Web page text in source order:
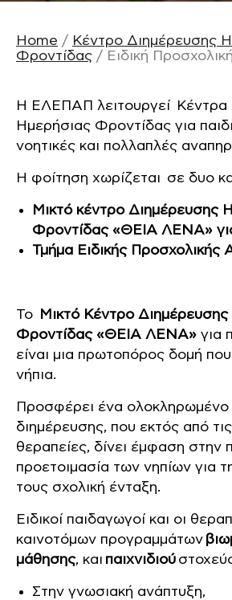
Home / Κέντρο Διημέρευσης
Φροντίδας / Ειδική
Η ΕΛΕΠΑΠ λειτουργεί Κέντρα
Ημερήσιας Φροντίδας για
νοητικές και πολλαπλές
Η φοίτηση χωρίζεται σε δυο
Μικτό κέντρο Διημέρευσης
Φροντίδας «ΘΕΙΑ ΛΕΝΑ»
Τμήμα Ειδικής Προσχολικής
Το
Μικτό Κέντρο
Φροντίδας «ΘΕΙΑ ΛΕΝΑ» για
είναι μια πρωτοπόρος δομή
νήπια.
Προσφέρει ένα
διημέρευσης, που εκτός από
θεραπείες, δίνει έμφαση στην
προετοιμασία των νηπίων για
τους σχολική ένταξη.
Ειδικοί παιδαγωγοί και οι
καινοτόμων προγραμμάτων
μάθησης, και παιχνιδιού
Στην γνωσιακή ανάπτυξη,